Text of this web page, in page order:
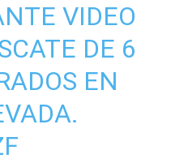
VIDEO
DE 6
EN